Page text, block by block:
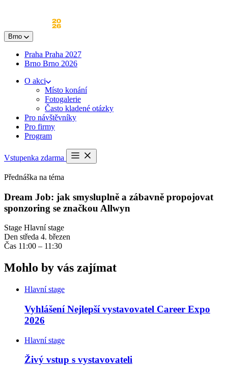
Brno
Praha Praha 2027
Brno Brno 2026
O akci
Místo konání
Fotogalerie
Často kladené otázky
Pro návštěvníky
Pro firmy
Program
Vstupenka zdarma
Otevřít
menu
Přednáška na téma
Dream Job: jak smysluplně a zábavně propojovat
sponzoring se značkou Allwyn
Stage Hlavní stage
Den středa 4. březen
Čas 11:00 – 11:30
Mohlo by vás zajímat
Hlavní stage
Vyhlášení Nejlepší vystavovatel Career Expo
2026
Hlavní stage
Živý vstup s vystavovateli